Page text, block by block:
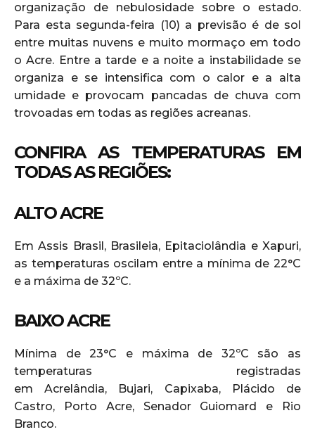
organização de nebulosidade sobre o estado.
Para esta segunda-feira (10) a previsão é de sol
entre muitas nuvens e muito mormaço em todo
o Acre. Entre a tarde e a noite a instabilidade se
organiza e se intensifica com o calor e a alta
umidade e provocam pancadas de chuva com
trovoadas em todas as regiões acreanas.
CONFIRA AS TEMPERATURAS EM
TODAS AS REGIÕES:
ALTO ACRE
Em Assis Brasil, Brasileia, Epitaciolândia e Xapuri,
as temperaturas oscilam entre a mínima de 22°C
e a máxima de 32ºC.
BAIXO ACRE
Mínima de 23°C e máxima de 32ºC são as
temperaturas registradas
em Acrelândia, Bujari, Capixaba, Plácido de
Castro, Porto Acre, Senador Guiomard e Rio
Branco.